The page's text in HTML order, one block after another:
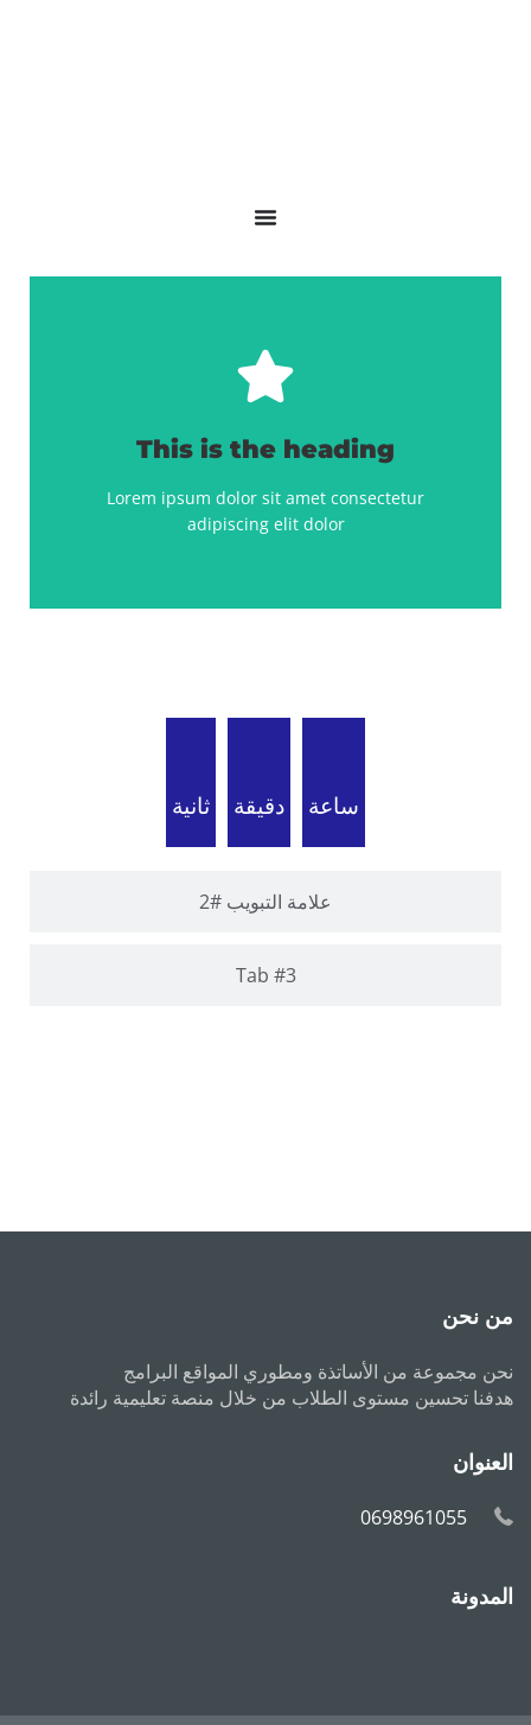
This is the heading
Lorem ipsum dolor sit amet consectetur
adipiscing elit dolor
This is the heading
Lorem ipsum dolor sit amet consectetur
adipiscing elit dolor
Click Here
علامة التبويب #2
Tab #3
ساعة دقيقة ثانية
من نحن
نحن مجموعة من الأساتذة ومطوري المواقع البرامج
هدفنا تحسين مستوى الطلاب من خلال منصة تعليمية رائدة
العنوان
0698961055
المدونة